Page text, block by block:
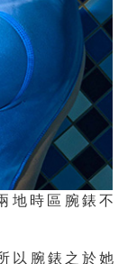
時區腕錶不
以腕錶之於她